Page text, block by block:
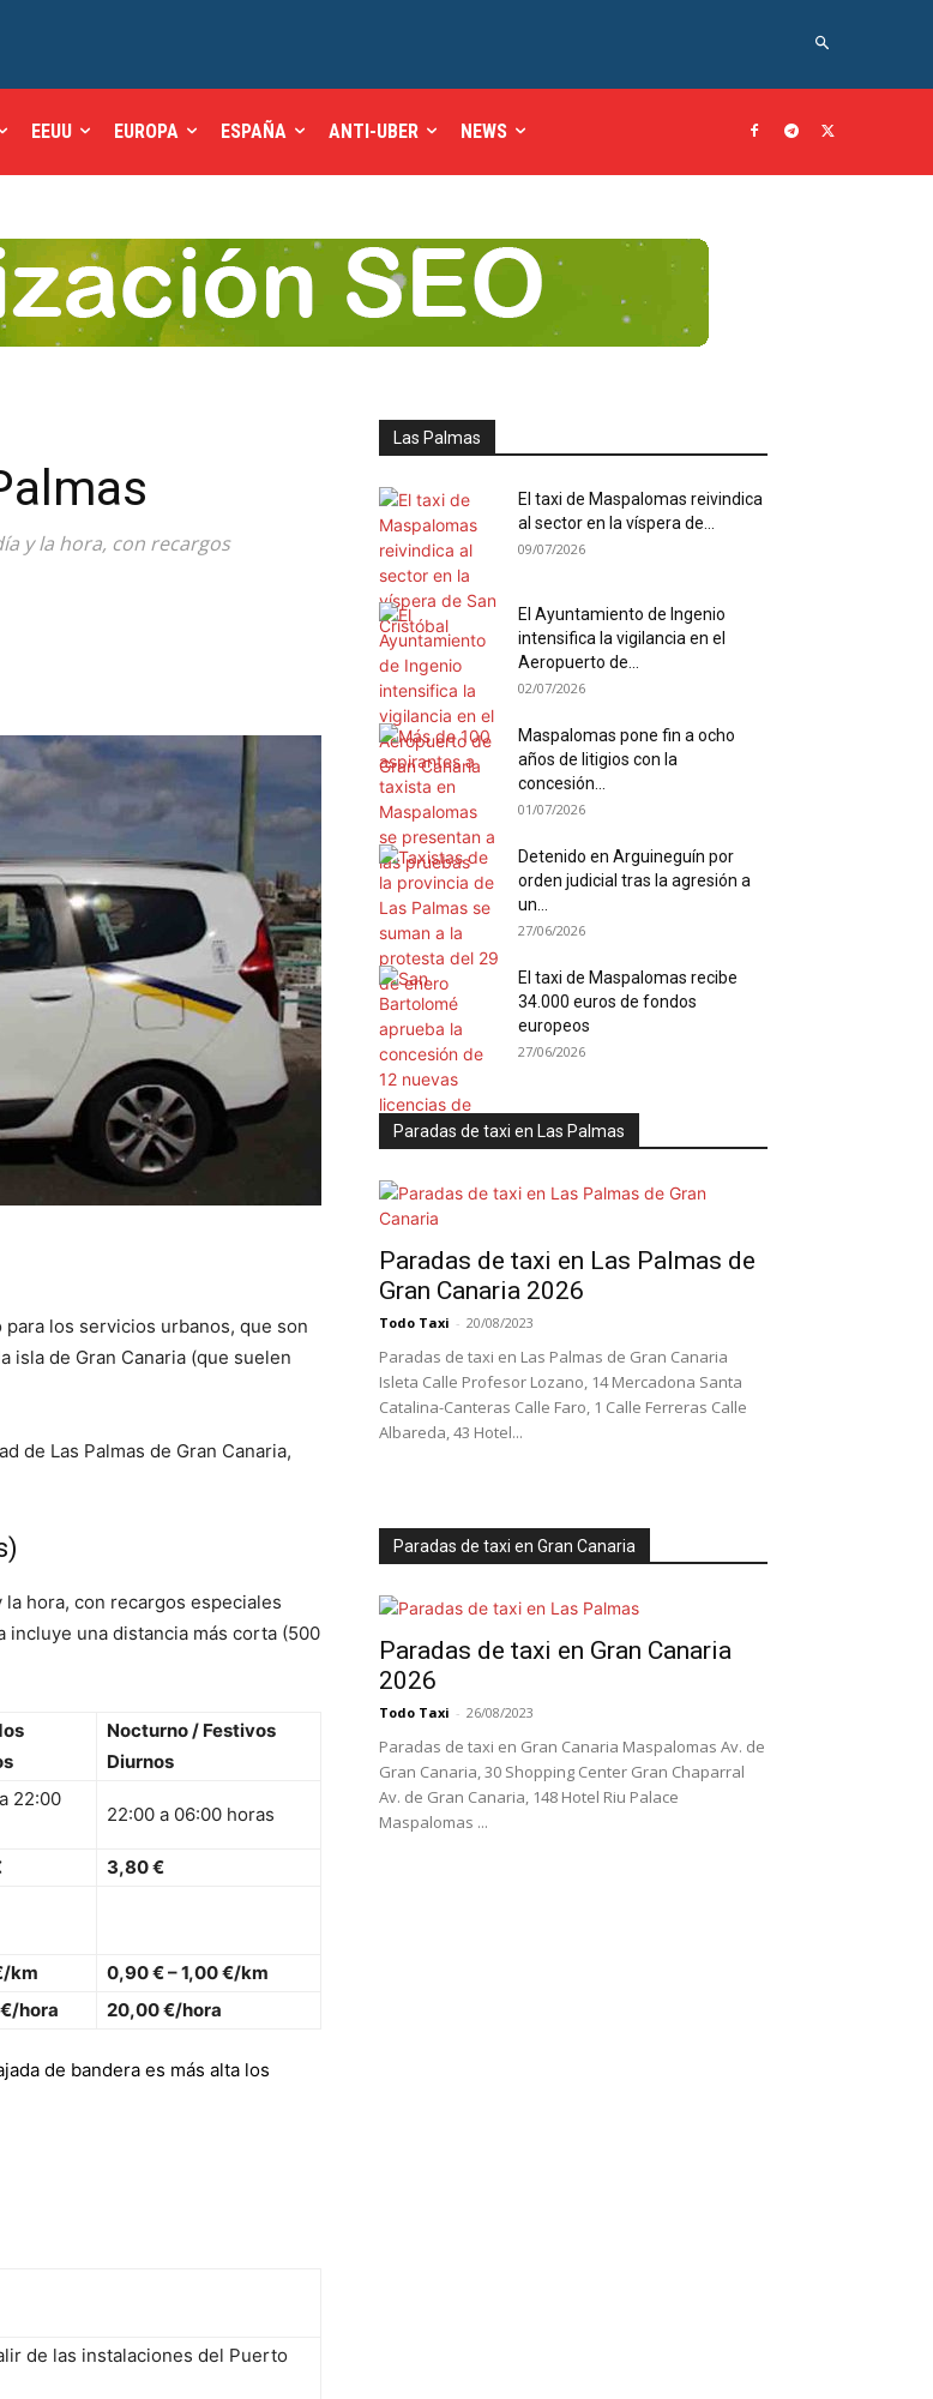
EEUU EUROPA ESPAÑA ANTI-UBER NEWS
y la hora, con recargos
los servicios urbanos, que son
isla de Gran Canaria (que suelen
de Las Palmas de Gran Canaria,
hora, con recargos especiales
incluye una distancia más corta (500
Nocturno / Festivos
Diurnos
22:00
22:00 a 06:00 horas
3,80 €
km
0,90 € – 1,00 €/km
hora 20,00 €/hora
de bandera es más alta los
de las instalaciones del Puerto
Las Palmas
El taxi de Maspalomas reivindica
al sector en la víspera de...
09/07/2026
El Ayuntamiento de Ingenio
intensifica la vigilancia en el
Aeropuerto de...
02/07/2026
Maspalomas pone fin a ocho
años de litigios con la
concesión...
01/07/2026
Detenido en Arguineguín por
orden judicial tras la agresión a
un...
27/06/2026
El taxi de Maspalomas recibe
34.000 euros de fondos
europeos
27/06/2026
Paradas de taxi en Las Palmas
Paradas de taxi en Las Palmas de
Gran Canaria 2026
Todo Taxi - 20/08/2023
Paradas de taxi en Las Palmas de Gran Canaria
Isleta Calle Profesor Lozano, 14 Mercadona Santa
Catalina-Canteras Calle Faro, 1 Calle Ferreras Calle
Albareda, 43 Hotel...
Paradas de taxi en Gran Canaria
Paradas de taxi en Gran Canaria
2026
Todo Taxi - 26/08/2023
Paradas de taxi en Gran Canaria Maspalomas Av. de
Gran Canaria, 30 Shopping Center Gran Chaparral
Av. de Gran Canaria, 148 Hotel Riu Palace
Maspalomas ...